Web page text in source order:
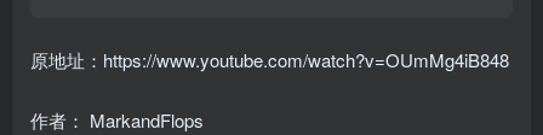
原地址：https://www.youtube.com/watch?v=OUmMg4iB848
作者： MarkandFlops